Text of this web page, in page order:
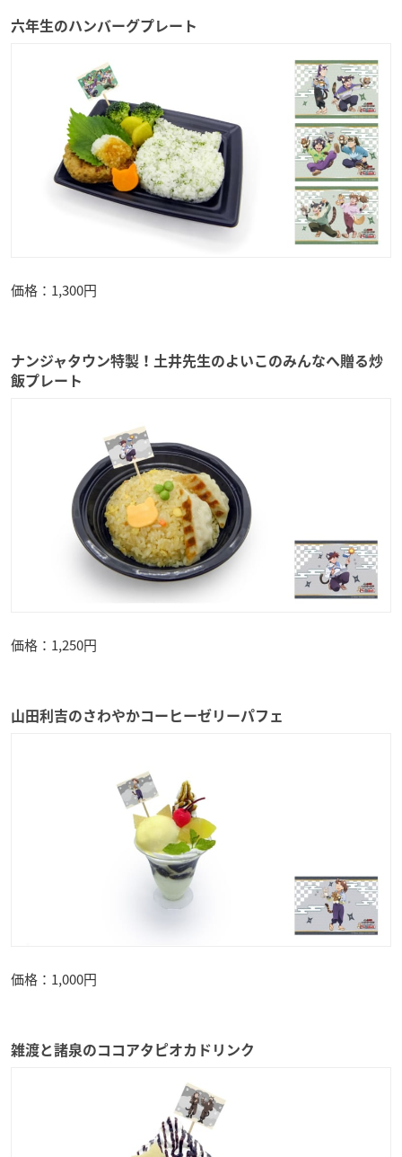
六年生のハンバーグプレート
価格：1,300円
ナンジャタウン特製！土井先生のよいこのみんなへ贈る炒
飯プレート
価格：1,250円
山田利吉のさわやかコーヒーゼリーパフェ
価格：1,000円
雑渡と諸泉のココアタピオカドリンク